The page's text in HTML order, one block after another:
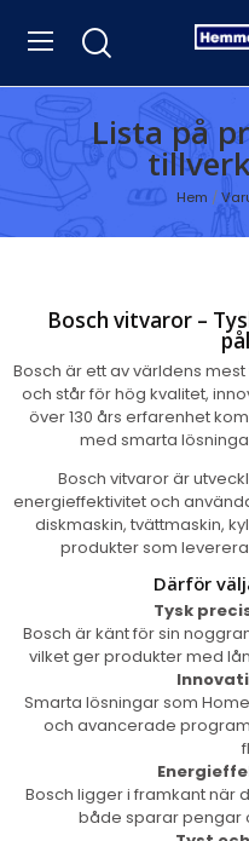
Lista på
Hem
Bosch vitvaror –
Bosch är ett av världens
och står för hög kvalitet,
över 130 års erfarenhet
med smarta
Bosch vitvaror är
energieffektivitet och
diskmaskin, tvättmaskin,
produkter som
Därför
Tysk
Bosch är känt för sin
vilket ger produkter med
Smarta lösningar som
och avancerade
Bosch ligger i framkant när
både sparar pengar